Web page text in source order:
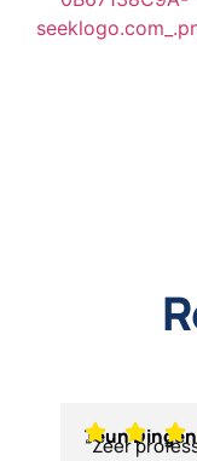
Teun Dingen
“Zeer